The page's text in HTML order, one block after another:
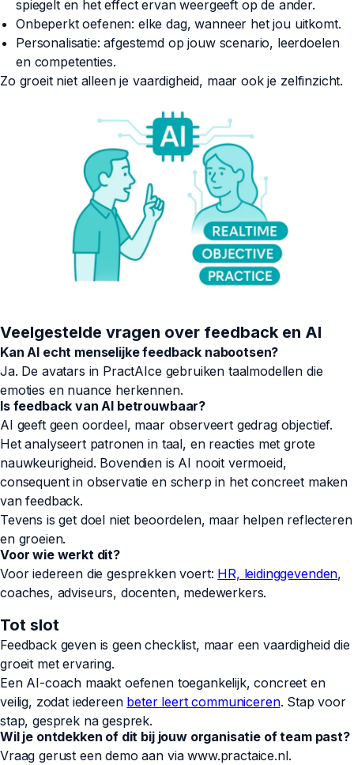
spiegelt en het effect ervan weergeeft op de ander.
Onbeperkt oefenen: elke dag, wanneer het jou uitkomt.
Personalisatie: afgestemd op jouw scenario, leerdoelen
en competenties.
Zo groeit niet alleen je vaardigheid, maar ook je zelfinzicht.
Veelgestelde vragen over feedback en AI
Kan AI echt menselijke feedback nabootsen?
Ja. De avatars in PractAIce gebruiken taalmodellen die
emoties en nuance herkennen.
Is feedback van AI betrouwbaar?
AI geeft geen oordeel, maar observeert gedrag objectief.
Het analyseert patronen in taal, en reacties met grote
nauwkeurigheid. Bovendien is AI nooit vermoeid,
consequent in observatie en scherp in het concreet maken
van feedback.
Tevens is get doel niet beoordelen, maar helpen reflecteren
en groeien.
Voor wie werkt dit?
Voor iedereen die gesprekken voert: HR, leidinggevenden,
coaches, adviseurs, docenten, medewerkers.
Tot slot
Feedback geven is geen checklist, maar een vaardigheid die
groeit met ervaring.
Een AI-coach maakt oefenen toegankelijk, concreet en
veilig, zodat iedereen beter leert communiceren. Stap voor
stap, gesprek na gesprek.
Wil je ontdekken of dit bij jouw organisatie of team past?
Vraag gerust een demo aan via www.practaice.nl.